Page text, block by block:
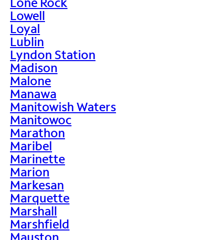
Lowell
Loyal
Lublin
Lyndon Station
Madison
Malone
Manawa
Manitowish Waters
Manitowoc
Marathon
Maribel
Marinette
Marion
Markesan
Marquette
Marshall
Marshfield
Mauston